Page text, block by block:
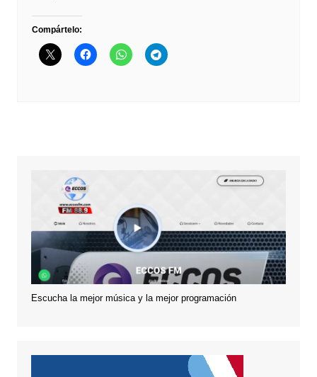
Compártelo:
Escucha la mejor música y la mejor programación